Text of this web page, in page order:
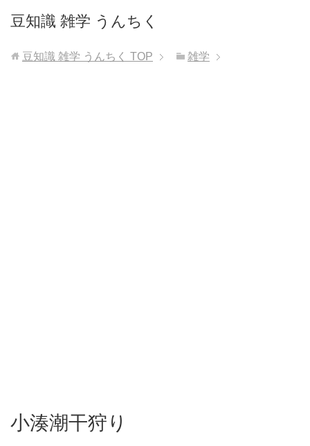
豆知識 雑学 うんちく
豆知識 雑学 うんちく TOP 雑学
小湊潮干狩り